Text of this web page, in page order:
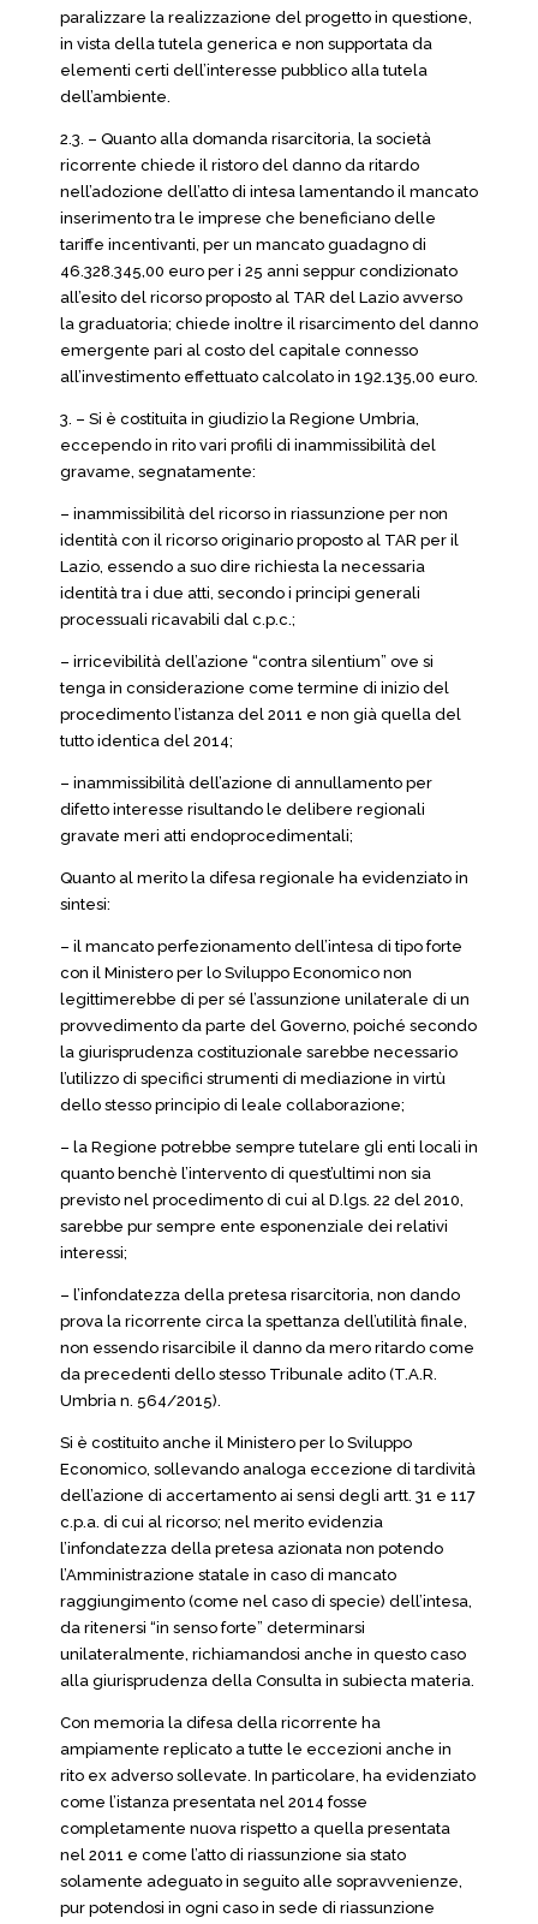
paralizzare la realizzazione del progetto in questione,
in vista della tutela generica e non supportata da
elementi certi dell’interesse pubblico alla tutela
dell’ambiente.
2.3. – Quanto alla domanda risarcitoria, la società
ricorrente chiede il ristoro del danno da ritardo
nell’adozione dell’atto di intesa lamentando il mancato
inserimento tra le imprese che beneficiano delle
tariffe incentivanti, per un mancato guadagno di
46.328.345,00 euro per i 25 anni seppur condizionato
all’esito del ricorso proposto al TAR del Lazio avverso
la graduatoria; chiede inoltre il risarcimento del danno
emergente pari al costo del capitale connesso
all’investimento effettuato calcolato in 192.135,00 euro.
3. – Si è costituita in giudizio la Regione Umbria,
eccependo in rito vari profili di inammissibilità del
gravame, segnatamente:
– inammissibilità del ricorso in riassunzione per non
identità con il ricorso originario proposto al TAR per il
Lazio, essendo a suo dire richiesta la necessaria
identità tra i due atti, secondo i principi generali
processuali ricavabili dal c.p.c.;
– irricevibilità dell’azione “contra silentium” ove si
tenga in considerazione come termine di inizio del
procedimento l’istanza del 2011 e non già quella del
tutto identica del 2014;
– inammissibilità dell’azione di annullamento per
difetto interesse risultando le delibere regionali
gravate meri atti endoprocedimentali;
Quanto al merito la difesa regionale ha evidenziato in
sintesi:
– il mancato perfezionamento dell’intesa di tipo forte
con il Ministero per lo Sviluppo Economico non
legittimerebbe di per sé l’assunzione unilaterale di un
provvedimento da parte del Governo, poiché secondo
la giurisprudenza costituzionale sarebbe necessario
l’utilizzo di specifici strumenti di mediazione in virtù
dello stesso principio di leale collaborazione;
– la Regione potrebbe sempre tutelare gli enti locali in
quanto benchè l’intervento di quest’ultimi non sia
previsto nel procedimento di cui al D.lgs. 22 del 2010,
sarebbe pur sempre ente esponenziale dei relativi
interessi;
– l’infondatezza della pretesa risarcitoria, non dando
prova la ricorrente circa la spettanza dell’utilità finale,
non essendo risarcibile il danno da mero ritardo come
da precedenti dello stesso Tribunale adito (T.A.R.
Umbria n. 564/2015).
Si è costituito anche il Ministero per lo Sviluppo
Economico, sollevando analoga eccezione di tardività
dell’azione di accertamento ai sensi degli artt. 31 e 117
c.p.a. di cui al ricorso; nel merito evidenzia
l’infondatezza della pretesa azionata non potendo
l’Amministrazione statale in caso di mancato
raggiungimento (come nel caso di specie) dell’intesa,
da ritenersi “in senso forte” determinarsi
unilateralmente, richiamandosi anche in questo caso
alla giurisprudenza della Consulta in subiecta materia.
Con memoria la difesa della ricorrente ha
ampiamente replicato a tutte le eccezioni anche in
rito ex adverso sollevate. In particolare, ha evidenziato
come l’istanza presentata nel 2014 fosse
completamente nuova rispetto a quella presentata
nel 2011 e come l’atto di riassunzione sia stato
solamente adeguato in seguito alle sopravvenienze,
pur potendosi in ogni caso in sede di riassunzione